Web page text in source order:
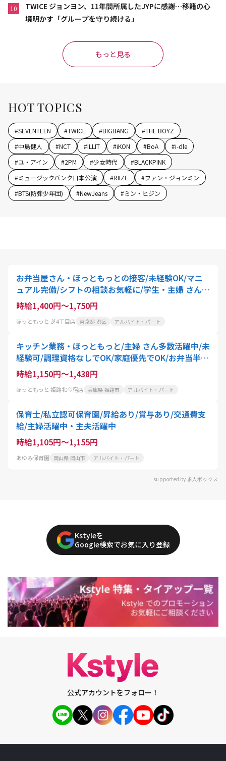
10
TWICE ジョンヨン、11年間所属したJYPに感謝…移籍の心
境明かす「グループを守り続ける」
もっと見る
HOT TOPICS
#SEVENTEEN #TWICE #BIGBANG #THE BOYZ
#中島健人 #NCT #ILLIT #iKON #BoA #i-dle
#ユ・アイン #2PM #少女時代 #BLACKPINK
#ミュージックバンク日本公演 #RIIZE #ファン・ジョンミン
#BTS(防弾少年団) #NewJeans #ミン・ヒジン
お弁当屋さん・ほっともっとの接客/未経験OK/マニ
ュアル完備/シフトの相談お気軽に/学生・主婦 さん活
躍中
時給1,400円～1,750円
ほっともっと 芝4丁目店 東京都 港区 アルバイト・パート
キッチン業務・ほっともっと/主婦 さん多数活躍中/未
経験可/調理資格なしでOK/家庭優先でOK/お弁当半
額・ドリンク無料
時給1,150円～1,438円
ほっともっと 姫路北今宿店 兵庫県 姫路市 アルバイト・パート
保育士/私立認可保育園/昇給あり/賞与あり/交通費支
給/主婦活躍中・主夫活躍中
時給1,105円～1,155円
あゆみ保育園 岡山県 岡山市 アルバイト・パート
supported by 求人ボックス
Kstyleを
Google検索でお気に入り登録
公式アカウントをフォロー！